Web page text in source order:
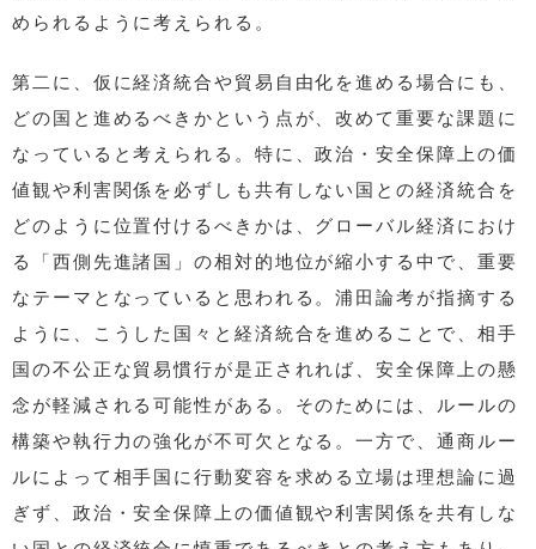
められるように考えられる。
第二に、仮に経済統合や貿易自由化を進める場合にも、
どの国と進めるべきかという点が、改めて重要な課題に
なっていると考えられる。特に、政治・安全保障上の価
値観や利害関係を必ずしも共有しない国との経済統合を
どのように位置付けるべきかは、グローバル経済におけ
る「西側先進諸国」の相対的地位が縮小する中で、重要
なテーマとなっていると思われる。浦田論考が指摘する
ように、こうした国々と経済統合を進めることで、相手
国の不公正な貿易慣行が是正されれば、安全保障上の懸
念が軽減される可能性がある。そのためには、ルールの
構築や執行力の強化が不可欠となる。一方で、通商ルー
ルによって相手国に行動変容を求める立場は理想論に過
ぎず、政治・安全保障上の価値観や利害関係を共有しな